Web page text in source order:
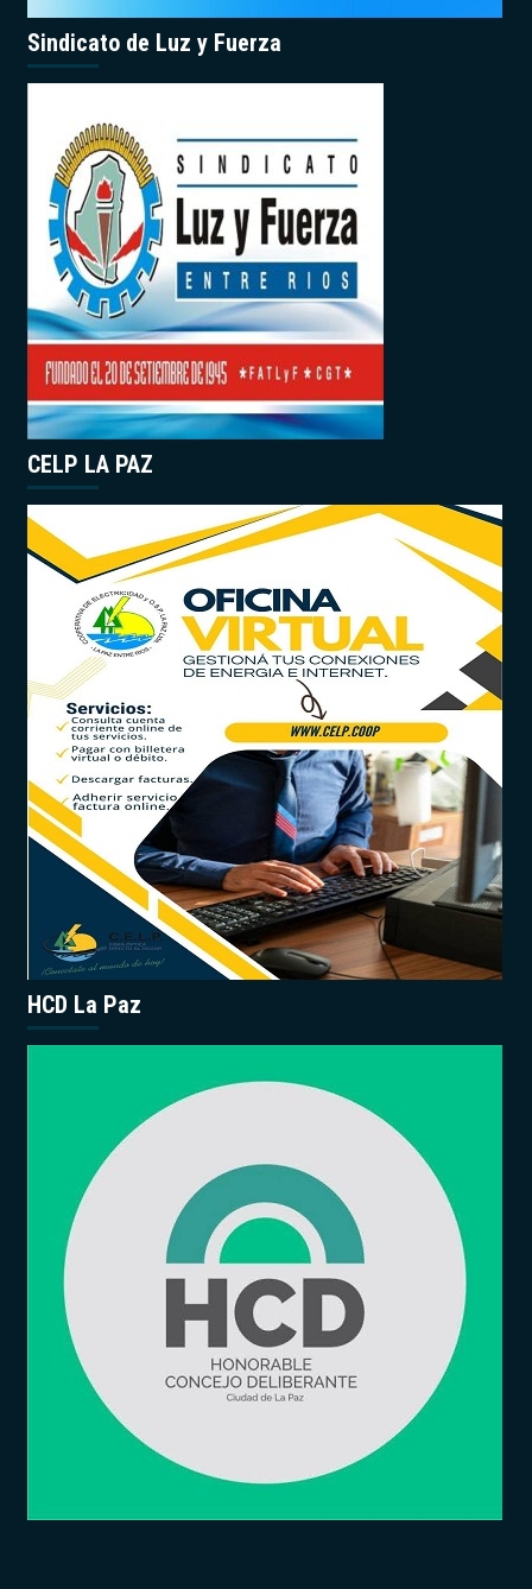
Sindicato de Luz y Fuerza
CELP LA PAZ
HCD La Paz